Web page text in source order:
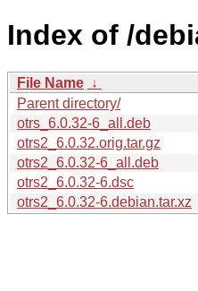
Index of /
File Name ↓
Parent directory/
otrs_6.0.32-6_all.deb
otrs2_6.0.32.orig.tar.gz
otrs2_6.0.32-6_all.deb
otrs2_6.0.32-6.dsc
otrs2_6.0.32-6.debian.tar.xz